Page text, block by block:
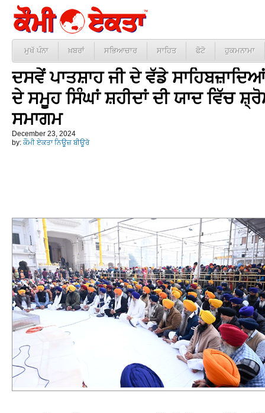
ਮੁਖੱ ਪੰਨਾ ਖ਼ਬਰਾਂ ਸਭਿਆਚਾਰ ਸਾਹਿਤ ਫੋਟੋ ਹੁਕਮਨਾਮਾ
ਦਸਵੇਂ ਪਾਤਸ਼ਾਹ ਜੀ ਦੇ ਵੱਡੇ
ਦੇ ਸਮੂਹ ਸਿੰਘਾਂ ਸ਼ਹੀਦਾਂ ਦੀ ਯਾਦ ਵਿੱਚ
ਸਮਾਗਮ
December 23, 2024
by: ਕੌਮੀ ਏਕਤਾ ਨਿਊਜ਼ ਬੀਊਰੋ